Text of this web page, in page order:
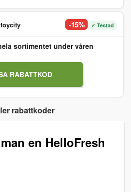
-15% ✓ Testad
sortimentet under våren
RABATTKOD
rabattkoder
en HelloFresh